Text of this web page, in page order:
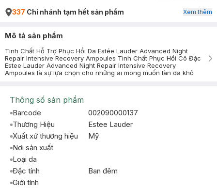
337 Chi nhánh tạm hết sản phẩm Xem thêm
Mô tả sản phẩm
Tinh Chất Hỗ Trợ Phục Hồi Da Estée Lauder Advanced Night
Repair Intensive Recovery Ampoules Tinh Chất Phục Hồi Cô Đặc
Estee Lauder Advanced Night Repair Intensive Recovery
Ampoules là sự lựa chọn cho những ai mong muốn làn da khỏ
Thông số sản phẩm
Barcode
002090000137
Thương Hiệu
Estee Lauder
Xuất xứ thương hiệu
Mỹ
Nơi sản xuất
Loại da
Đặc tính
Ban đêm
Giới tính